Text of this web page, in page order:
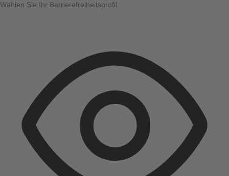
Wählen Sie Ihr Barrierefreiheitsprofil